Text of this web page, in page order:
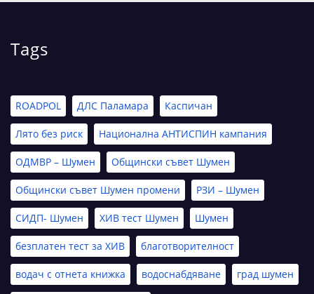
Tags
ROADPOL ДЛС Паламара Каспичан
Лято без риск Национална АНТИСПИН кампания
ОДМВР – Шумен Общински съвет Шумен
Общински съвет Шумен промени РЗИ – Шумен
СИДП- Шумен ХИВ тест Шумен Шумен
безплатен тест за ХИВ благотворителност
водач с отнета книжка водоснабдяване град шумен